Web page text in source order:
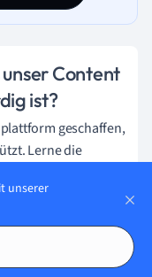
Content
ist?
geschaffen,
Lerne die
dass er
unserer